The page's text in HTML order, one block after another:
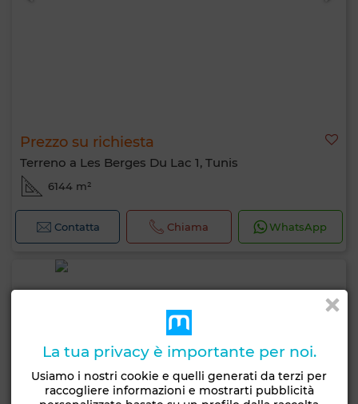
Prezzo su richiesta
Terreno a Les Berges Du Lac 1, Tunis
6144 m²
Contatta Chiama WhatsApp
La tua privacy è importante per noi.
Usiamo i nostri cookie e quelli generati da terzi per
raccogliere informazioni e mostrarti pubblicità